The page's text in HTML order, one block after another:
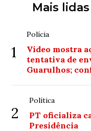
Mais lidas
1
Polícia
Vídeo mostra
tentativa de
Guarulhos;
2
Política
PT oficializa
Presidência